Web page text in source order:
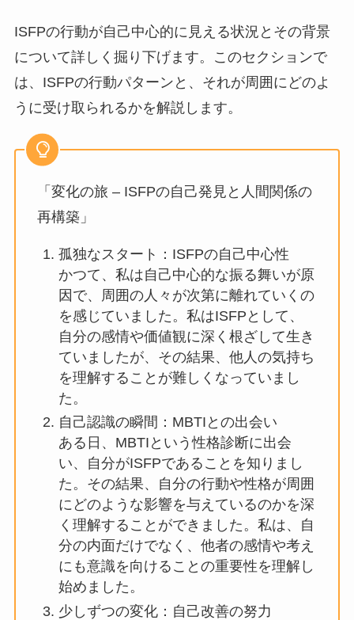
ISFPの行動が自己中心的に見える状況とその背景
について詳しく掘り下げます。このセクションで
は、ISFPの行動パターンと、それが周囲にどのよ
うに受け取られるかを解説します。
「変化の旅 – ISFPの自己発見と人間関係の
再構築」
孤独なスタート：ISFPの自己中心性
かつて、私は自己中心的な振る舞いが原
因で、周囲の人々が次第に離れていくの
を感じていました。私はISFPとして、
自分の感情や価値観に深く根ざして生き
ていましたが、その結果、他人の気持ち
を理解することが難しくなっていまし
た。
自己認識の瞬間：MBTIとの出会い
ある日、MBTIという性格診断に出会
い、自分がISFPであることを知りまし
た。その結果、自分の行動や性格が周囲
にどのような影響を与えているのかを深
く理解することができました。私は、自
分の内面だけでなく、他者の感情や考え
にも意識を向けることの重要性を理解し
始めました。
少しずつの変化：自己改善の努力